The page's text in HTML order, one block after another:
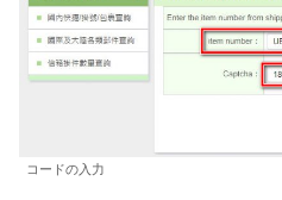
コードの入力